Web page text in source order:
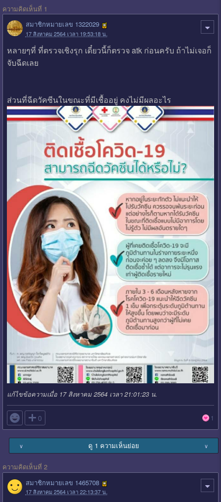
ความคิดเห็นที่ 1
สมาชิกหมายเลข 1322029
17 สิงหาคม 2564 เวลา 19:53:18 น.
หลายๆที่ ที่ตรวจเชิงรุก เดี๋ยวนี้ก็ตรวจ atk ก่อนครับ ถ้าไม่เจอก็
จับฉีดเลย
ส่วนที่ฉีดวัคซีนในขณะที่มีเชื้ออยู่ คงไม่มีผลอะไร
แก้ไขข้อความเมื่อ 17 สิงหาคม 2564 เวลา 21:01:23 น.
 0 1
∨ ดู 1 ความเห็นย่อย ∨
ความคิดเห็นที่ 2
สมาชิกหมายเลข 1465708
17 สิงหาคม 2564 เวลา 22:13:37 น.